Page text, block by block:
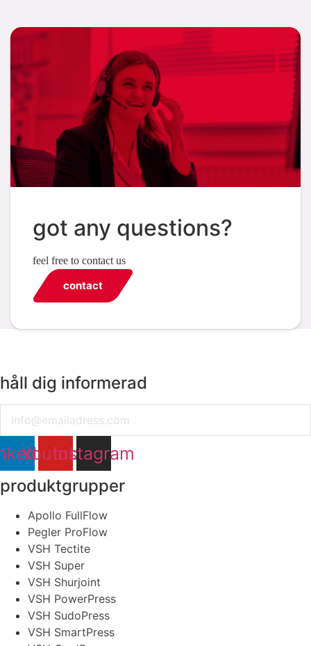
got any questions?
feel free to contact us
contact
håll dig informerad
Youtube
Instagram
produktgrupper
Apollo FullFlow
Pegler ProFlow
VSH Tectite
VSH Super
VSH Shurjoint
VSH PowerPress
VSH SudoPress
VSH SmartPress